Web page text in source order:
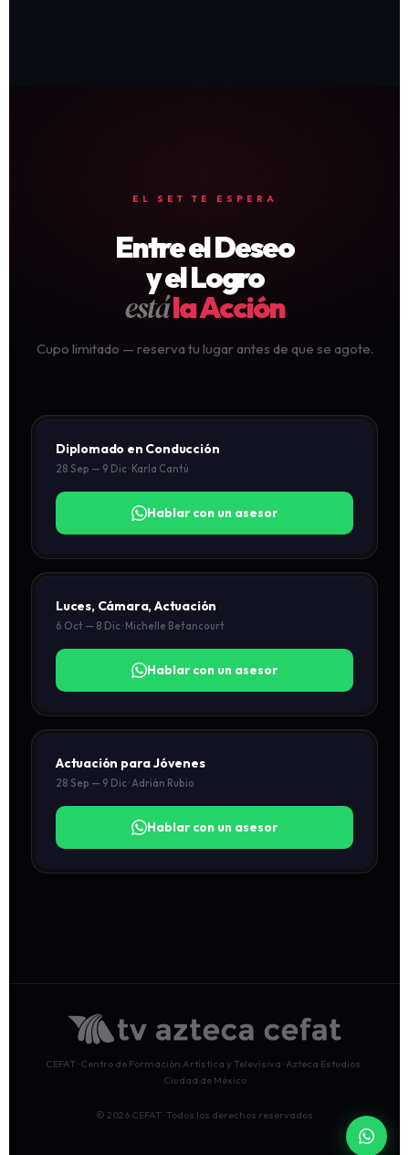
EL SET TE ESPERA
Entre el Deseo
y el Logro
estála Acción
Cupo limitado — reserva tu lugar antes de que se agote.
Diplomado en Conducción
28 Sep — 9 Dic · Karla Cantú
Hablar con un asesor
Luces, Cámara, Actuación
6 Oct — 8 Dic · Michelle Betancourt
Hablar con un asesor
Actuación para Jóvenes
28 Sep — 9 Dic · Adrián Rubio
Hablar con un asesor
CEFAT · Centro de Formación Artística y Televisiva · Azteca Estudios ·
Ciudad de México
© 2026 CEFAT · Todos los derechos reservados